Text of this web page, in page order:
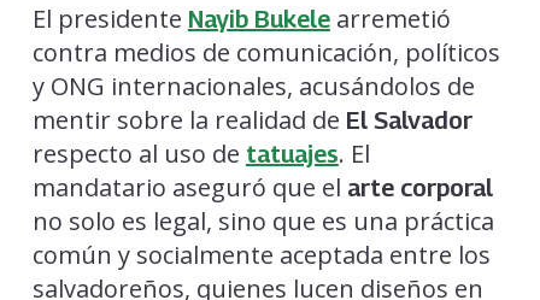
El presidente Nayib Bukelearremetió
contra medios de comunicación, políticos
y ONG internacionales, acusándolos de
mentir sobre la realidad de El Salvador
respecto al uso de tatuajes. El
mandatario aseguró que el arte corporal
no solo es legal, sino que es una práctica
común y socialmente aceptada entre los
salvadoreños, quienes lucen diseños en